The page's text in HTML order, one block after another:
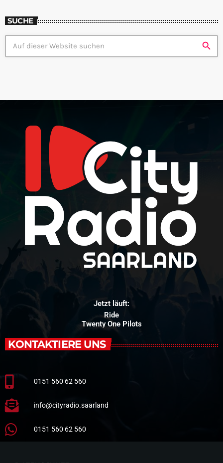
SUCHE
search
Jetzt läuft:
Ride
Twenty One Pilots
KONTAKTIERE UNS
0151 560 62 560
info@cityradio.saarland
0151 560 62 560